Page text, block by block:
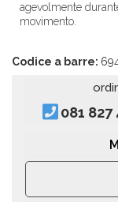
agevolmente
movimento.
Codice a barre:
081 827